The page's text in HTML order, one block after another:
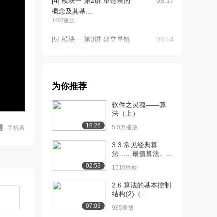
手机看
概念及其基...
1407播放
[5] 模块一 第3讲 建立单链
06:54
表（总时长...
[7] 模块一 第4讲 循环链表
（总时长1...
[8] 模块一 第5讲 双向链表
（总时长1...
08:02
[9] 模块一 第5讲 双向链表
（总时长1...
为你推荐
16:26
软件之灵魂——算
法（上）
5.0万播放
02:53
3.3 常见经典算
法……最值算法、...
1510播放
07:03
2.6 算法的基本控制
结构(2)（...
985播放